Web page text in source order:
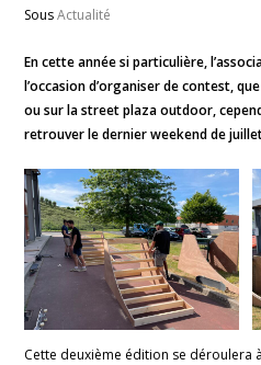
SousActualité
En cette année si particulière,
l’occasion d’organiser de contest,
ou sur la street plaza outdoor,
retrouver le dernier weekend de
Cette deuxième édition se déroulera